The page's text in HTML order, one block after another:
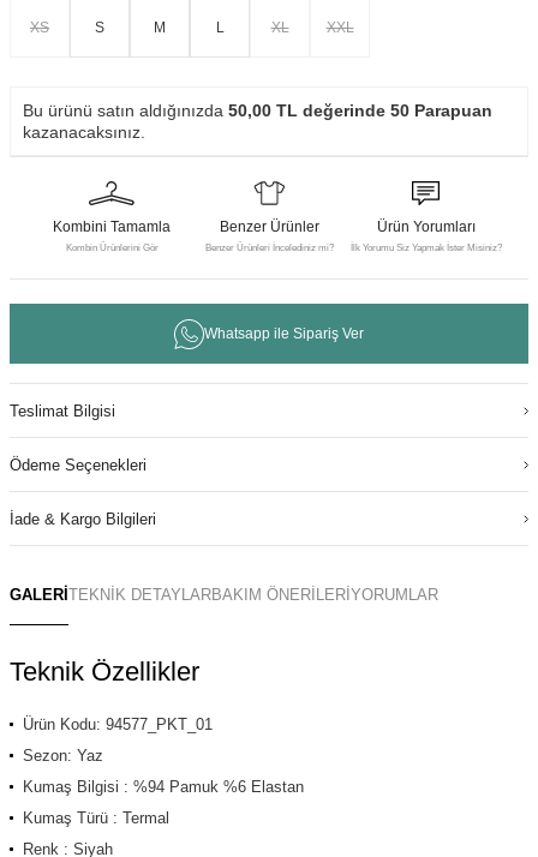
GALERİ TEKNİK DETAYLARBAKIM ÖNERİLERİ YORUMLAR
Teknik Özellikler
Ürün Kodu: 94577_PKT_01
Sezon: Yaz
Kumaş Bilgisi : %94 Pamuk %6 Elastan
Kumaş Türü : Termal
Renk : Siyah
XS S M L XL XXL
Bu ürünü satın aldığınızda 50,00 TL değerinde 50 Parapuan
kazanacaksınız.
Kombini Tamamla
Kombin Ürünlerini Gör
Benzer Ürünler
Benzer Ürünleri İncelediniz mi?
Ürün Yorumları
İlk Yorumu Siz Yapmak İster Misiniz?
Whatsapp ile Sipariş Ver
Teslimat Bilgisi
Ödeme Seçenekleri
İade & Kargo Bilgileri